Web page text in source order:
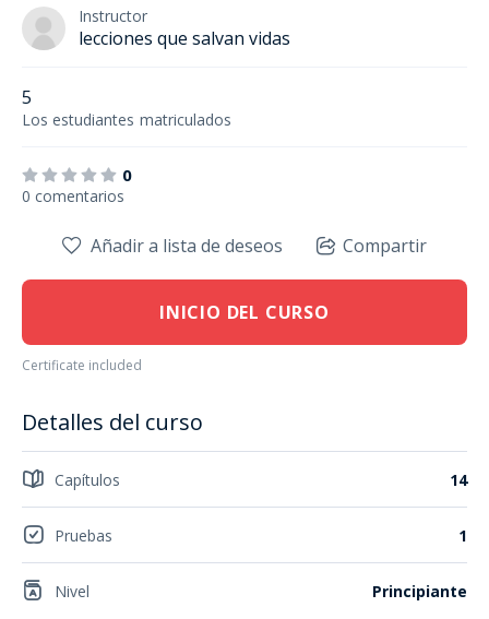
Instructor
lecciones que salvan vidas
5
Los estudiantes matriculados
0
0 comentarios
Añadir a lista de deseos Compartir
INICIO DEL CURSO
Certificate included
Detalles del curso
Capítulos 14
Pruebas 1
Nivel Principiante